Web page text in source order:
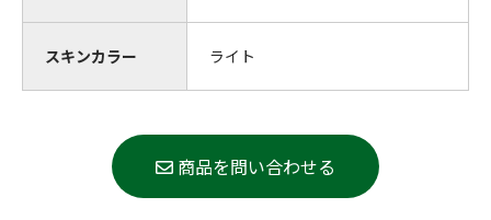
スキンカラー ライト
商品を問い合わせる